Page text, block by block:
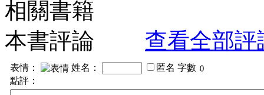
相關書籍
本書評論
查看全部評
表情： 姓名： 匿名 字數
點評：